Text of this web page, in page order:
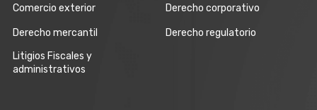
Comercio exterior Derecho corporativo
Derecho mercantil
Derecho regulatorio
Litigios Fiscales y
administrativos